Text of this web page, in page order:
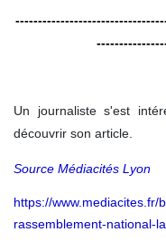
Un journaliste s'est
découvrir son article.
Source Médiacités Lyon
https://
rassemblement-national-